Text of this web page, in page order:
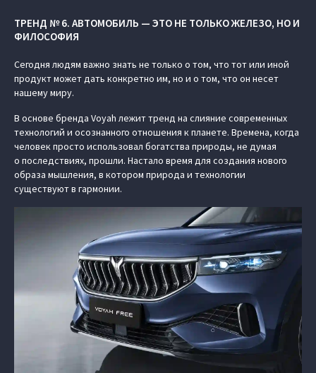
ТРЕНД № 6. АВТОМОБИЛЬ — ЭТО НЕ ТОЛЬКО ЖЕЛЕЗО, НО И
ФИЛОСОФИЯ
Сегодня людям важно знать не только о том, что тот или иной
продукт может дать конкретно им, но и о том, что он несет
нашему миру.
В основе бренда Voyah лежит тренд на слияние современных
технологий и осознанного отношения к планете. Времена, когда
человек просто использовал богатства природы, не думая
о последствиях, прошли. Настало время для создания нового
образа мышления, в котором природа и технологии
существуют в гармонии.